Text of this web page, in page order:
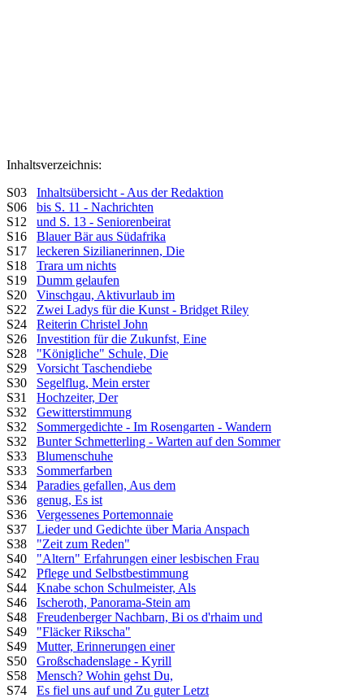
Inhaltsverzeichnis:
S03 Inhaltsübersicht - Aus der Redaktion
S06 bis S. 11 - Nachrichten
S12 und S. 13 - Seniorenbeirat
S16 Blauer Bär aus Südafrika
S17 leckeren Sizilianerinnen, Die
S18 Trara um nichts
S19 Dumm gelaufen
S20 Vinschgau, Aktivurlaub im
S22 Zwei Ladys für die Kunst - Bridget Riley
S24 Reiterin Christel John
S26 Investition für die Zukunfst, Eine
S28 "Königliche" Schule, Die
S29 Vorsicht Taschendiebe
S30 Segelflug, Mein erster
S31 Hochzeiter, Der
S32 Gewitterstimmung
S32 Sommergedichte - Im Rosengarten - Wandern
S32 Bunter Schmetterling - Warten auf den Sommer
S33 Blumenschuhe
S33 Sommerfarben
S34 Paradies gefallen, Aus dem
S36 genug, Es ist
S36 Vergessenes Portemonnaie
S37 Lieder und Gedichte über Maria Anspach
S38 "Zeit zum Reden"
S40 "Altern" Erfahrungen einer lesbischen Frau
S42 Pflege und Selbstbestimmung
S44 Knabe schon Schulmeister, Als
S46 Ischeroth, Panorama-Stein am
S48 Freudenberger Nachbarn, Bi os d'rhaim und
S49 "Fläcker Rikscha"
S49 Mutter, Erinnerungen einer
S50 Großschadenslage - Kyrill
S58 Mensch? Wohin gehst Du,
S74 Es fiel uns auf und Zu guter Letzt